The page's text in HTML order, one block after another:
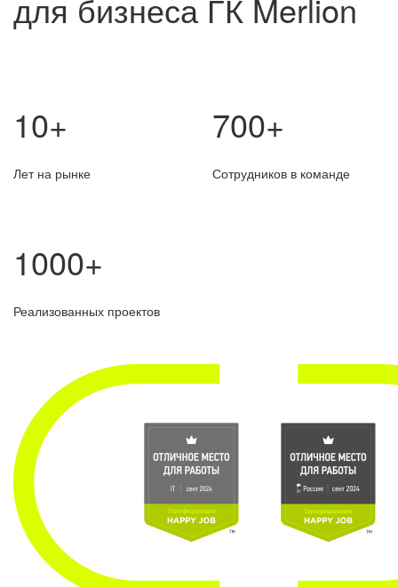
10+
Лет на рынке
700+
Сотрудников в команде
1000+
Реализованных проектов